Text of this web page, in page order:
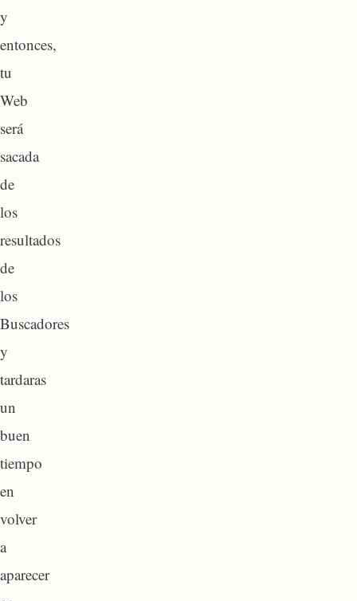
y
entonces,
tu
Web
será
sacada
de
los
resultados
de
los
Buscadores
y
tardaras
un
buen
tiempo
en
volver
a
aparecer